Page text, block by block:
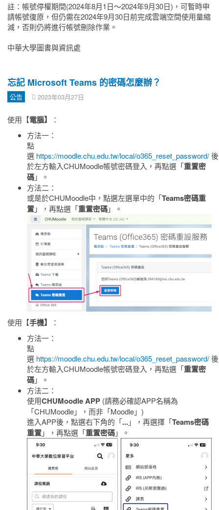
註：帳號停權期間(2024年8月1日～2024年9月30日) ，可暫時申
請帳號復原，但仍需在2024年9月30日前完成雲端空間使用量縮
減，否則仍將進行帳號刪除作業。
中華大學圖書與資訊處
忘記 Microsoft Teams 的密碼怎麼辦？
公告 2023年03月27日
使用【電腦】
：
方法一：
點
選 https://moodle.chu.edu.tw/local/o365_reset_password/
於左方輸入CHUMoodle帳號密碼登入， 再點選「重置密
碼」
。
方法二：
或是於CHUMoodle中 ，點選左選單中的「Teams密碼重
置」，再點選「重置密碼」 。
使用【手機】
：
方法一：
點
選 https://moodle.chu.edu.tw/local/o365_reset_password/
於左方輸入CHUMoodle帳號密碼登入， 再點選「重置密
碼」
。
方法二：
使用CHUMoodle APP (請務必確認APP名稱為
「CHUMoodle」，而非「Moodle」)
進入APP後，點選右下角的「...」，再選擇「Teams密碼
重置」， 再點選「重置密碼」 。